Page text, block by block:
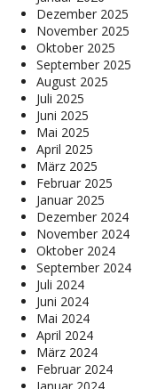
Dezember 2025
November 2025
Oktober 2025
September 2025
August 2025
Juli 2025
Juni 2025
Mai 2025
April 2025
März 2025
Februar 2025
Januar 2025
Dezember 2024
November 2024
Oktober 2024
September 2024
Juli 2024
Juni 2024
Mai 2024
April 2024
März 2024
Februar 2024